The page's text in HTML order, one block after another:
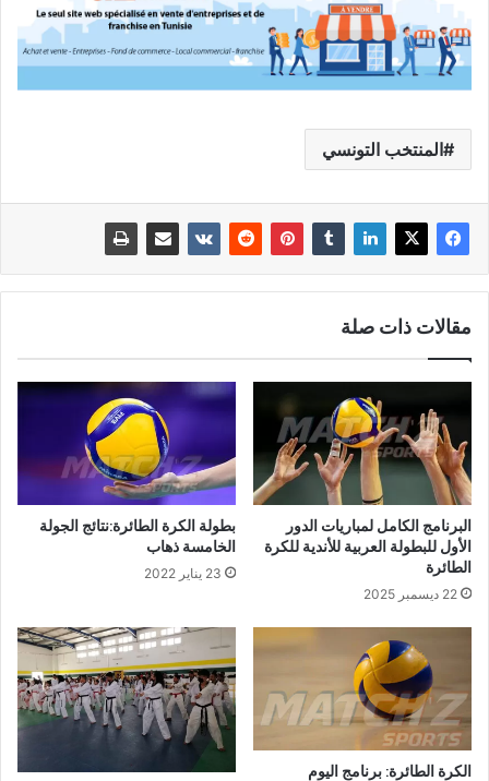
المنتخب التونسي
مقالات ذات صلة
البرنامج الكامل لمباريات الدور
الأول للبطولة العربية للأندية للكرة
الطائرة
22 ديسمبر 2025
بطولة الكرة الطائرة:نتائج الجولة
الخامسة ذهاب
23 يناير 2022
الكرة الطائرة: برنامج اليوم